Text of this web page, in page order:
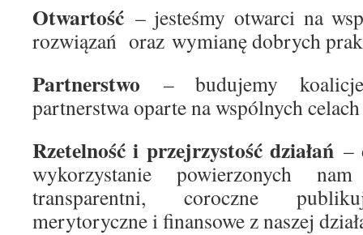
Otwartość – jesteśmy otwarci na
rozwiązań oraz wymianę dobrych
Partnerstwo – budujemy
partnerstwa oparte na wspólnych
Rzetelność i przejrzystość działań –
wykorzystanie powierzonych
transparentni, coroczne
merytoryczne i finansowe z naszej